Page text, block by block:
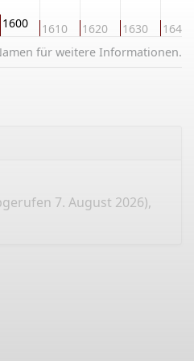
1600 1610 1620 1630 1640
für weitere Informationen.
7. August 2026),